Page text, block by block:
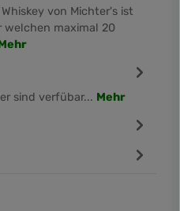
von Michter's ist
welchen maximal 20
sind verfübar... Mehr